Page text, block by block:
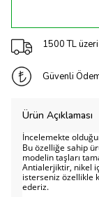
1500 TL
Güvenli
Ürün Açıklaması
İncelemekte
Bu özelliğe sahip
modelin taşları
Antialerjiktir, nikel
isterseniz özellikle
ederiz.